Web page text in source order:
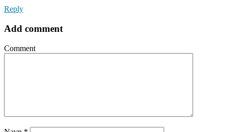
Reply
Add comment
Comment